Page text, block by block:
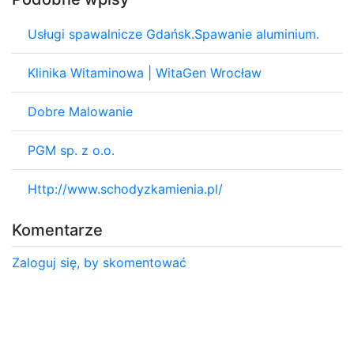
Usługi spawalnicze Gdańsk.Spawanie aluminium.
Klinika Witaminowa | WitaGen Wrocław
Dobre Malowanie
PGM sp. z o.o.
Http://www.schodyzkamienia.pl/
Komentarze
Zaloguj się, by skomentować